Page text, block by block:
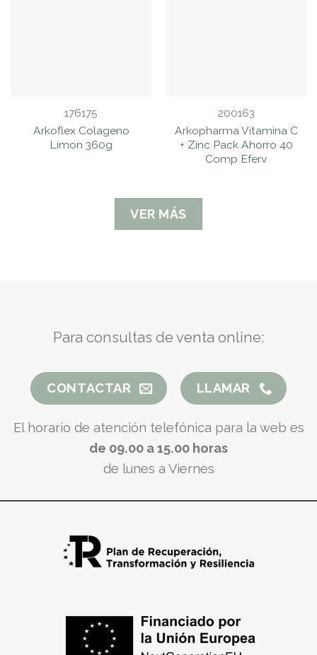
176175
Arkoflex Colageno
Limon 360g
200163
Arkopharma Vitamina C
+ Zinc Pack Ahorro 40
Comp Eferv
VER MÁS
Para consultas de venta online:
CONTACTAR LLAMAR
El horario de atención telefónica para la web es
de 09.00 a 15.00 horas
de lunes a Viernes